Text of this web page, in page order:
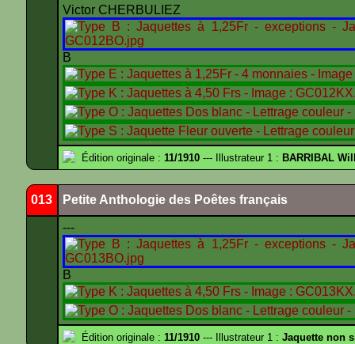
Victor CHERBULIEZ
B
Édition originale : 11/1910 --- Illustrateur 1 : BARRIBAL
013 Petite Anthologie des Poêtes français
---
B
Édition originale : 11/1910 --- Illustrateur 1 : Jaquette non